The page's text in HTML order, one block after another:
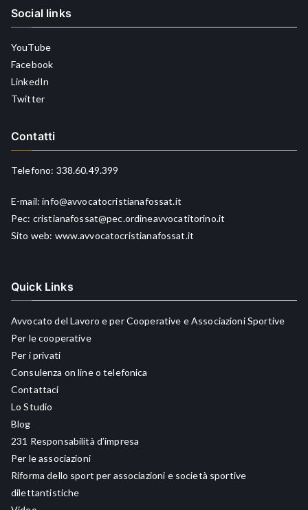
Social links
YouTube
Facebook
LinkedIn
Twitter
Contatti
Telefono: 338.60.49.399
E-mail:info@avvocatocristianafossat.it
Pec: cristianafossat@pec.ordineavvocatitorino.it
Sito web: www.avvocatocristianafossat.it
Quick Links
Avvocato del Lavoro e per Cooperative e Associazioni Sportive
Per le cooperative
Per i privati
Consulenza on line o telefonica
Contattaci
Lo Studio
Blog
231 Responsabilità d’impresa
Per le associazioni
Riforma dello sport per associazioni e società sportive
dilettantistiche